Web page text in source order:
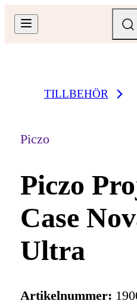
TILLBEHÖR
Piczo
Piczo
Case
Ultra
Artikelnummer: